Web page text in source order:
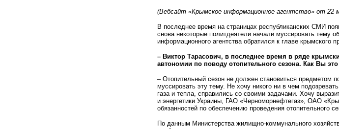
(Вебсайт «Крымское информационное агентство» от 22
В последнее время на страницах республиканских СМИ
снова некоторые политдеятели начали муссировать тему
информационного агентства обратился к главе крымского
– Виктор Тарасович, в последнее время в ряде
автономии по поводу отопительного сезона. Как Вы
– Отопительный сезон не должен становиться предметом
муссировать эту тему. Не хочу никого ни в чем
газа и тепла, справились со своими задачами. Хочу
и энергетики Украины, ГАО «Черноморнефтегаз», ОАО
обязанностей по обеспечению проведения отопительного
По данным Министерства жилищно-коммунального